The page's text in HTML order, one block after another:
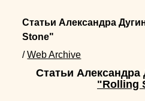
Статьи Александра
Stone"
/ Web Archive
Статьи Александра
"Rolling